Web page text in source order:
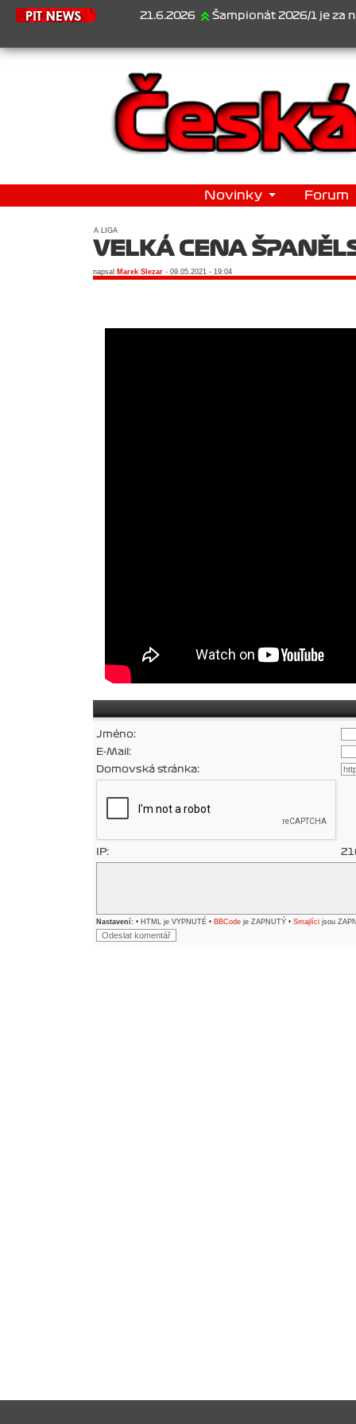
21.6.2026 Šampionát 2026/1 je za
Novinky Forum
A LIGA
VELKÁ CENA
napsal Marek Slezar - 09.05.2021 - 19:04
Jméno:
E-Mail:
Domovská stránka:
IP:
Nastavení: • HTML je VYPNUTÉ • BBCode je ZAPNUTÝ • Smajlíci jsou